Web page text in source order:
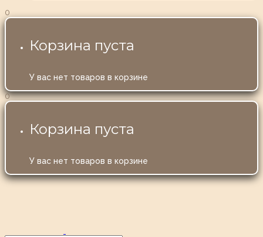
0
Корзина пуста
У вас нет товаров в корзине
0
Корзина пуста
У вас нет товаров в корзине